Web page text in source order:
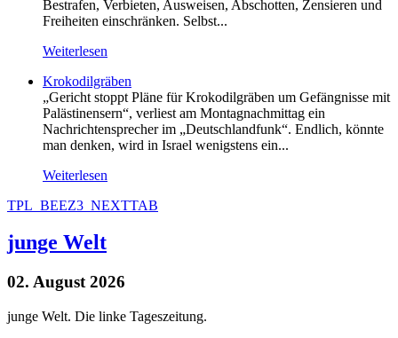
Bestrafen, Verbieten, Ausweisen, Abschotten, Zensieren und
Freiheiten einschränken. Selbst...
Weiterlesen
Krokodilgräben
„Gericht stoppt Pläne für Krokodilgräben um Gefängnisse mit
Palästinensern“, verliest am Montagnachmittag ein
Nachrichtensprecher im „Deutschlandfunk“. Endlich, könnte
man denken, wird in Israel wenigstens ein...
Weiterlesen
TPL_BEEZ3_NEXTTAB
junge Welt
02. August 2026
junge Welt. Die linke Tageszeitung.